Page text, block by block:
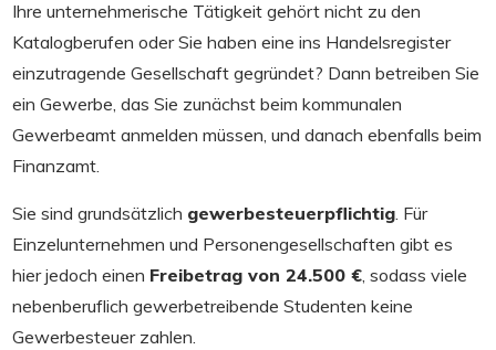
Ihre unternehmerische Tätigkeit gehört nicht zu den
Katalogberufen oder Sie haben eine ins Handelsregister
einzutragende Gesellschaft gegründet? Dann betreiben Sie
ein Gewerbe, das Sie zunächst beim kommunalen
Gewerbeamt anmelden müssen, und danach ebenfalls beim
Finanzamt.
Sie sind grundsätzlich gewerbesteuerpflichtig. Für
Einzelunternehmen und Personengesellschaften gibt es
hier jedoch einen Freibetrag von 24.500 €, sodass viele
nebenberuflich gewerbetreibende Studenten keine
Gewerbesteuer zahlen.